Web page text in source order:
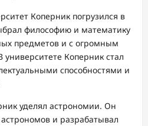
Коперник погрузился в
философию и математику
предметов и с огромным
Коперник стал
способностями и
уделял астрономии. Он
и разрабатывал